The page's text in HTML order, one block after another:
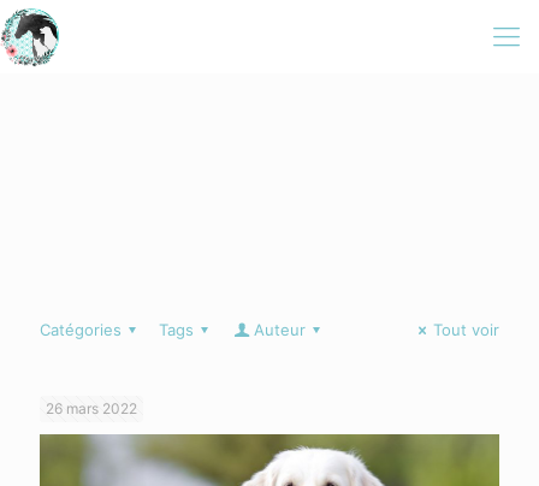
Catégories Tags Auteur Tout voir
26 mars 2022